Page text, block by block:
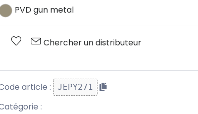
PVD gun metal
Chercher un distributeur
article : JEPY271
: